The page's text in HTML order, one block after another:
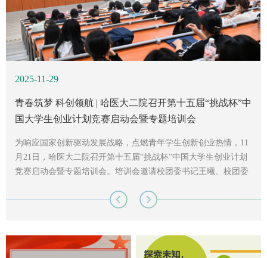
2025-11-29
青春筑梦 科创领航 | 哈医大二院召开第十五届“挑战杯”中
国大学生创业计划竞赛启动会暨专题培训会
为响应国家创新驱动发展战略，点燃青年学生创新创业热情，11
月21日，哈医大二院召开第十五届“挑战杯”中国大学生创业计划
竞赛启动会暨专题培训会。培训会邀请校团委书记王曦、校团委
院200余名拟参赛师生共同参会。会议现场哈医大二院党委书记
台...
2025-11-27
青春筑梦 科创领航| 哈医大二院召开第十五届“挑战杯”中
国大学生创业计划竞赛启动会暨专题培训会
为响应国家创新驱动发展战略，点燃青年学生创新创业热情，11
月21日，哈医大二院召开第十五届“挑战杯”中国大学生创业计划
竞赛启动会暨专题培训会。校团委书记王曦、院党委书记王洪
名拟参赛师生共同参会。会议现场哈医大二院党委书记王洪亮致
挚感...
2025-11-19
第十五届“挑战杯”中国大学生创业计划竞赛哈医大二院启
动会暨专题培训会——青春为中国式现代化挺膺担当